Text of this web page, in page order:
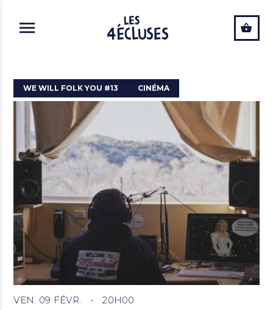
WE WILL FOLK YOU #13 CINÉMA
VEN. 09 FÉVR. - 20H00